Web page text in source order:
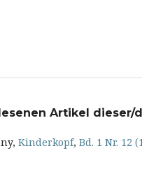
Artikel dieser/
Kinderkopf, Bd. 1 Nr. 12